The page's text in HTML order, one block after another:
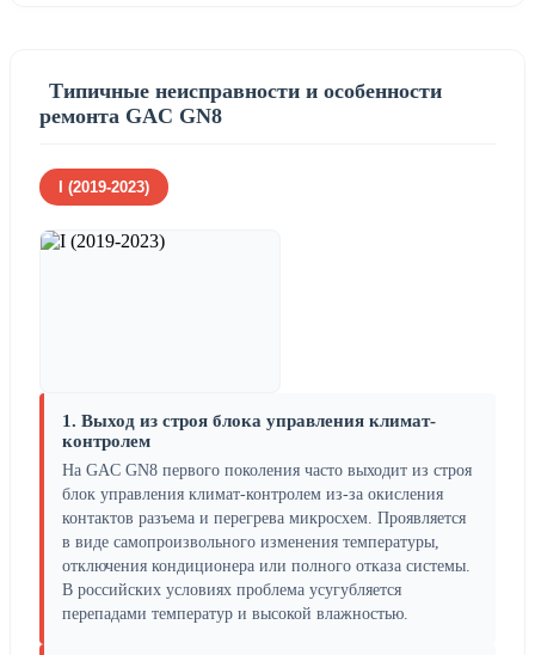
Типичные неисправности и особенности
ремонта GAC GN8
I (2019-2023)
1. Выход из строя блока управления климат-
контролем
На GAC GN8 первого поколения часто выходит из строя
блок управления климат-контролем из-за окисления
контактов разъема и перегрева микросхем. Проявляется
в виде самопроизвольного изменения температуры,
отключения кондиционера или полного отказа системы.
В российских условиях проблема усугубляется
перепадами температур и высокой влажностью.